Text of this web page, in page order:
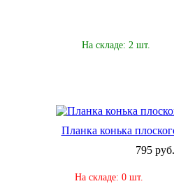
На складе: 2 шт.
Планка конька
795
На складе: 0 шт.